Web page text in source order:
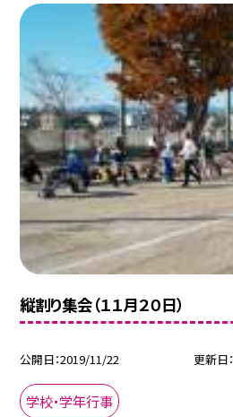
縦割り集会（１１月２０日）
公開日 2019/11/22 更新日
学校・学年行事